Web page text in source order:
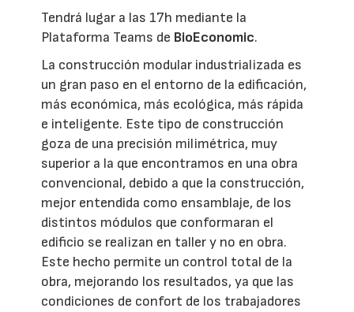
Tendrá lugar a las 17h mediante la
Plataforma Teams de BioEconomic.
La construcción modular industrializada es
un gran paso en el entorno de la edificación,
más económica, más ecológica, más rápida
e inteligente. Este tipo de construcción
goza de una precisión milimétrica, muy
superior a la que encontramos en una obra
convencional, debido a que la construcción,
mejor entendida como ensamblaje, de los
distintos módulos que conformaran el
edificio se realizan en taller y no en obra.
Este hecho permite un control total de la
obra, mejorando los resultados, ya que las
condiciones de confort de los trabajadores